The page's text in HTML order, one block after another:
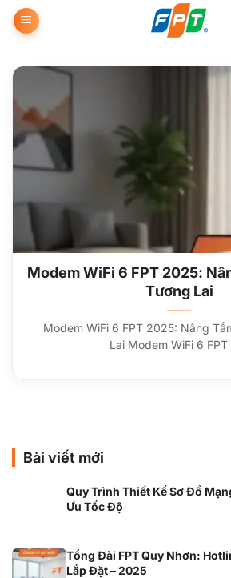
qua
dung
Modem WiFi 6 FPT 2025:
Tương Lai
Modem WiFi 6 FPT 2025: Nâng
Lai Modem WiFi 6 FPT
Bài viết mới
Quy Trình Thiết Kế Sơ Đồ
Ưu Tốc Độ
Tổng Đài FPT Quy Nhơn:
Lắp Đặt – 2025